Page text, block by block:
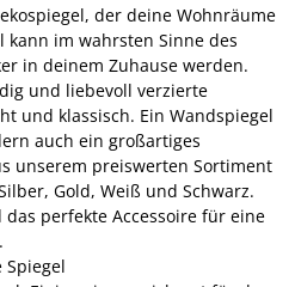
der deine Wohnräume
kann im wahrsten Sinne des
in deinem Zuhause werden.
und liebevoll verzierte
und klassisch. Ein Wandspiegel
auch ein großartiges
unserem preiswerten Sortiment
Gold, Weiß und Schwarz.
perfekte Accessoire für eine